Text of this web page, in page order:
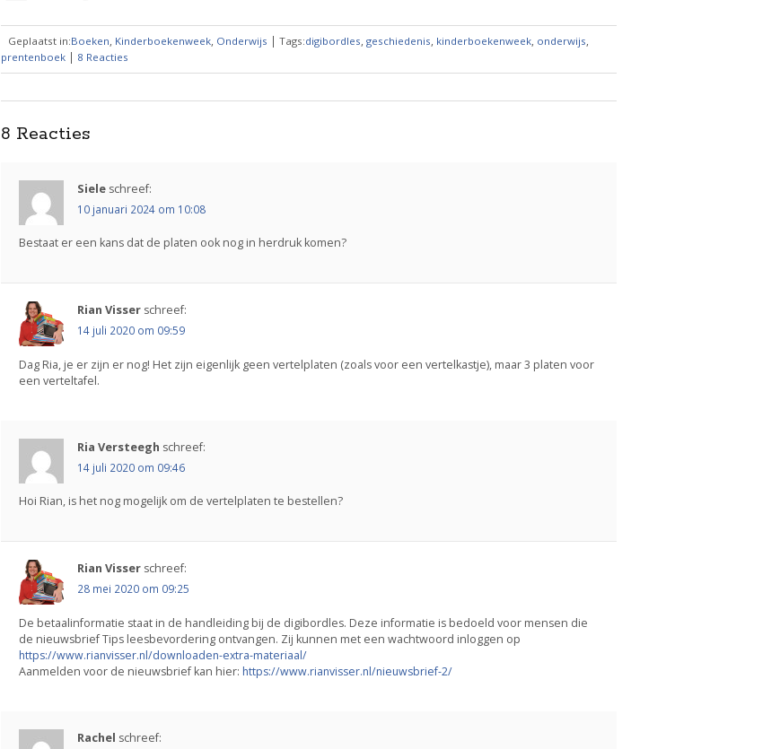
Geplaatst in:Boeken Kinderboekenweek Onderwijs | Tags:digibordles geschiedenis kinderboekenweek onderwijs
prentenboek | 8 Reacties
8 Reacties
Siele schreef:
10 januari 2024 om 10:08
Bestaat er een kans dat de platen ook nog in herdruk komen?
Rian Visser schreef:
14 juli 2020 om 09:59
Dag Ria, je er zijn er nog! Het zijn eigenlijk geen vertelplaten (zoals voor een vertelkastje), maar 3 platen voor
een verteltafel.
Ria Versteegh schreef:
14 juli 2020 om 09:46
Hoi Rian, is het nog mogelijk om de vertelplaten te bestellen?
Rian Visser schreef:
28 mei 2020 om 09:25
De betaalinformatie staat in de handleiding bij de digibordles. Deze informatie is bedoeld voor mensen die
de nieuwsbrief Tips leesbevordering ontvangen. Zij kunnen met een wachtwoord inloggen op
https://www.rianvisser.nl/downloaden-extra-materiaal/
Aanmelden voor de nieuwsbrief kan hier: https://www.rianvisser.nl/nieuwsbrief-2/
Rachel schreef: